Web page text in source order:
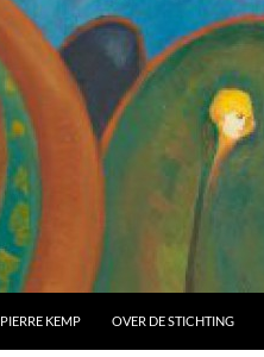
KEMP OVER DE STICHTING